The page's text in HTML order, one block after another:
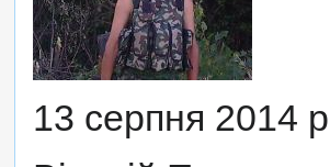
13 серпня 2014